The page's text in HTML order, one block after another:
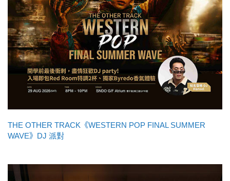
THE OTHER TRACK《WESTERN POP FINAL SUMMER
WAVE》DJ 派對